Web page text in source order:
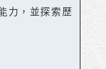
力，並探索歷